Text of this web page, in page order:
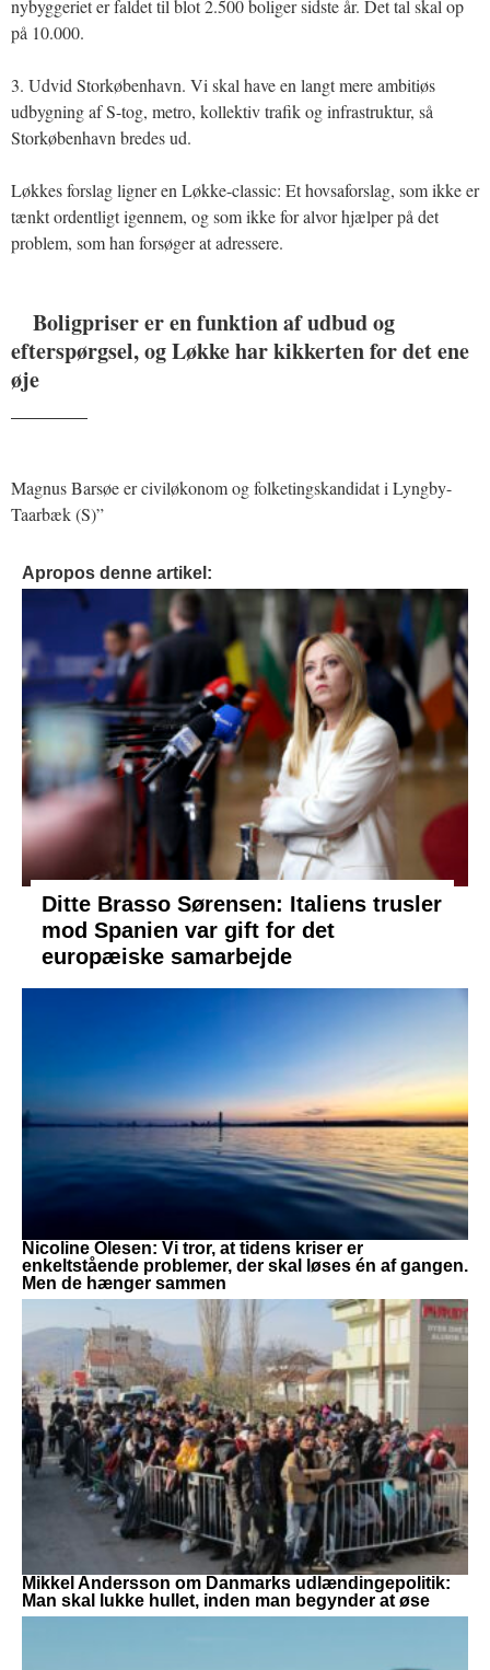
nybyggeriet er faldet til blot 2.500 boliger sidste år. Det tal skal op
på 10.000.
3. Udvid Storkøbenhavn. Vi skal have en langt mere ambitiøs
udbygning af S-tog, metro, kollektiv trafik og infrastruktur, så
Storkøbenhavn bredes ud.
Løkkes forslag ligner en Løkke-classic: Et hovsaforslag, som ikke er
tænkt ordentligt igennem, og som ikke for alvor hjælper på det
problem, som han forsøger at adressere.
Boligpriser er en funktion af udbud og
efterspørgsel, og Løkke har kikkerten for det ene
øje
Magnus Barsøe er civiløkonom og folketingskandidat i Lyngby-
Taarbæk (S)”
Apropos denne artikel:
Ditte Brasso Sørensen: Italiens trusler
mod Spanien var gift for det
europæiske samarbejde
Nicoline Olesen: Vi tror, at tidens kriser er
enkeltstående problemer, der skal løses én af gangen.
Men de hænger sammen
Mikkel Andersson om Danmarks udlændingepolitik:
Man skal lukke hullet, inden man begynder at øse